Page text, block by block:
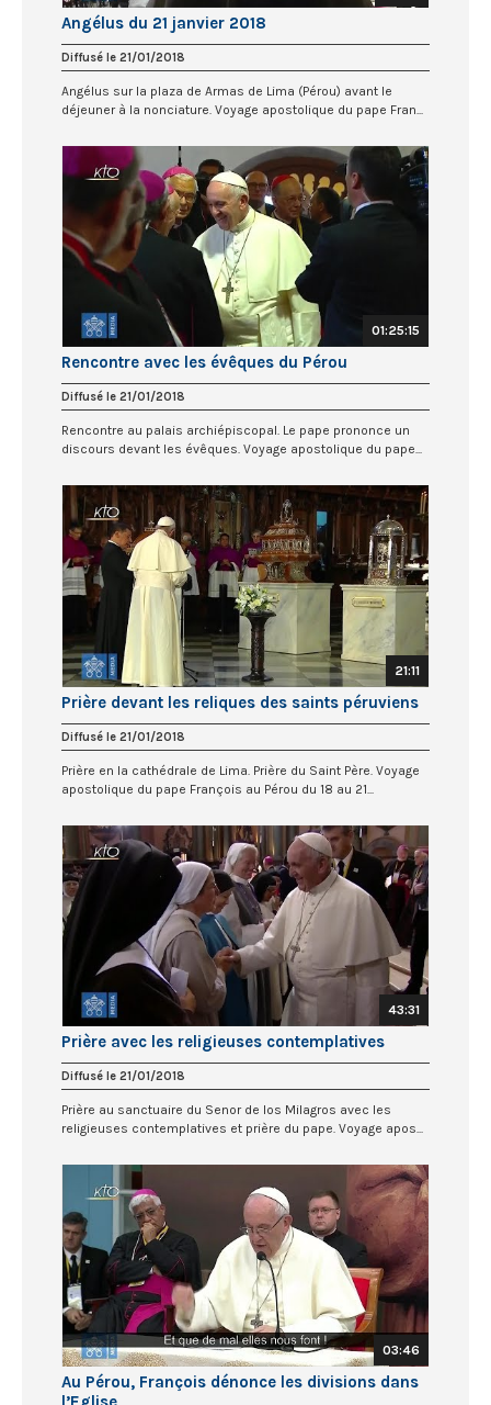
Angélus du 21 janvier 2018
Diffusé le 21/01/2018
Angélus sur la plaza de Armas de Lima (Pérou) avant le
déjeuner à la nonciature. Voyage apostolique du pape Fran...
01:25:15
Rencontre avec les évêques du Pérou
Diffusé le 21/01/2018
Rencontre au palais archiépiscopal. Le pape prononce un
discours devant les évêques. Voyage apostolique du pape...
21:11
Prière devant les reliques des saints péruviens
Diffusé le 21/01/2018
Prière en la cathédrale de Lima. Prière du Saint Père. Voyage
apostolique du pape François au Pérou du 18 au 21...
43:31
Prière avec les religieuses contemplatives
Diffusé le 21/01/2018
Prière au sanctuaire du Senor de los Milagros avec les
religieuses contemplatives et prière du pape. Voyage apos...
03:46
Au Pérou, François dénonce les divisions dans